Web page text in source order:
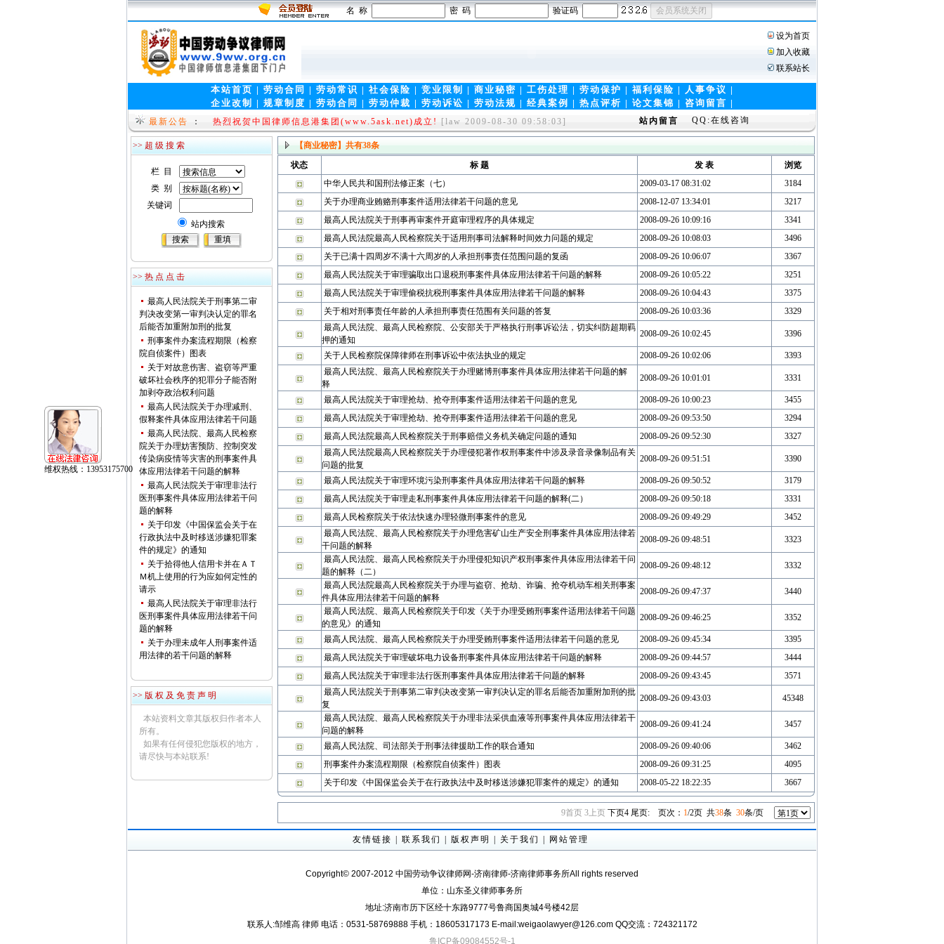
维权热线：13953175700
名 称 密 码 验证码
设为首页
加入收藏
联系站长
本站首页 | 劳动合同 | 劳动常识 | 社会保险 | 竞业限制 | 商业秘密 | 工伤处理 | 劳动保护 | 福利保险 | 人事争议 |
企业改制
| 规章制度 | 劳动合同 | 劳动仲裁 | 劳动诉讼 | 劳动法规 | 经典案例 | 热点评析 | 论文集锦 | 咨询留言 |
最新公告 ：
法律视窗(www.9wen.net)全新上线!! [law 2009-08-30 09:59:30]
热烈祝贺中国律师信息港集团(www.5ask.net)成立!
[law 2009-08-30 09:58:03] 站内留言 QQ:在线咨询
>> 超 级 搜 索
栏 目
类 别
关键词
站内搜索
>> 热 点 点 击
最高人民法院关于刑事第二审
判决改变第一审判决认定的罪名
后能否加重附加刑的批复
刑事案件办案流程期限（检察
院自侦案件）图表
关于对故意伤害、盗窃等严重
破坏社会秩序的犯罪分子能否附
加剥夺政治权利问题
最高人民法院关于办理减刑、
假释案件具体应用法律若干问题
最高人民法院、最高人民检察
院关于办理妨害预防、控制突发
传染病疫情等灾害的刑事案件具
体应用法律若干问题的解释
最高人民法院关于审理非法行
医刑事案件具体应用法律若干问
题的解释
关于印发《中国保监会关于在
行政执法中及时移送涉嫌犯罪案
件的规定》的通知
关于拾得他人信用卡并在ＡＴ
Ｍ机上使用的行为应如何定性的
请示
最高人民法院关于审理非法行
医刑事案件具体应用法律若干问
题的解释
关于办理未成年人刑事案件适
用法律的若干问题的解释
>> 版 权 及 免 责 声 明
本站资料文章其版权归作者本人
所有。
如果有任何侵犯您版权的地方，
请尽快与本站联系!
【商业秘密】 共有38条
状态
标 题 发 表
浏览
中华人民共和国刑法修正案（七）
2009-03-17 08:31:02
3184
关于办理商业贿赂刑事案件适用法律若干问题的意见
2008-12-07 13:34:01
3217
最高人民法院关于刑事再审案件开庭审理程序的具体规定
2008-09-26 10:09:16
3341
最高人民法院最高人民检察院关于适用刑事司法解释时间效力问题的规定
2008-09-26 10:08:03
3496
关于已满十四周岁不满十六周岁的人承担刑事责任范围问题的复函
2008-09-26 10:06:07
3367
最高人民法院关于审理骗取出口退税刑事案件具体应用法律若干问题的解释
2008-09-26 10:05:22
3251
最高人民法院关于审理偷税抗税刑事案件具体应用法律若干问题的解释
2008-09-26 10:04:43
3375
关于相对刑事责任年龄的人承担刑事责任范围有关问题的答复
2008-09-26 10:03:36
3329
最高人民法院、最高人民检察院、公安部关于严格执行刑事诉讼法，切实纠防超期羁
押的通知
2008-09-26 10:02:45 3396
关于人民检察院保障律师在刑事诉讼中依法执业的规定 2008-09-26 10:02:06
3393
最高人民法院、最高人民检察院关于办理赌博刑事案件具体应用法律若干问题的解
释
2008-09-26 10:01:01 3331
最高人民法院关于审理抢劫、抢夺刑事案件适用法律若干问题的意见 2008-09-26 10:00:23
3455
最高人民法院关于审理抢劫、抢夺刑事案件适用法律若干问题的意见
2008-09-26 09:53:50
3294
最高人民法院最高人民检察院关于刑事赔偿义务机关确定问题的通知
2008-09-26 09:52:30
3327
最高人民法院最高人民检察院关于办理侵犯著作权刑事案件中涉及录音录像制品有关
问题的批复
2008-09-26 09:51:51 3390
最高人民法院关于审理环境污染刑事案件具体应用法律若干问题的解释 2008-09-26 09:50:52
3179
最高人民法院关于审理走私刑事案件具体应用法律若干问题的解释(二）
2008-09-26 09:50:18
3331
最高人民检察院关于依法快速办理轻微刑事案件的意见
2008-09-26 09:49:29
3452
最高人民法院、最高人民检察院关于办理危害矿山生产安全刑事案件具体应用法律若
干问题的解释
2008-09-26 09:48:51
3323
最高人民法院、最高人民检察院关于办理侵犯知识产权刑事案件具体应用法律若干问
题的解释（二）
2008-09-26 09:48:12
3332
最高人民法院最高人民检察院关于办理与盗窃、抢劫、诈骗、抢夺机动车相关刑事案
件具体应用法律若干问题的解释
2008-09-26 09:47:37
3440
最高人民法院、最高人民检察院关于印发《关于办理受贿刑事案件适用法律若干问题
的意见》的通知
2008-09-26 09:46:25 3352
最高人民法院、最高人民检察院关于办理受贿刑事案件适用法律若干问题的意见 2008-09-26 09:45:34
3395
最高人民法院关于审理破坏电力设备刑事案件具体应用法律若干问题的解释
2008-09-26 09:44:57
3444
最高人民法院关于审理非法行医刑事案件具体应用法律若干问题的解释
2008-09-26 09:43:45
3571
最高人民法院关于刑事第二审判决改变第一审判决认定的罪名后能否加重附加刑的批
复
2008-09-26 09:43:03
45348
最高人民法院、最高人民检察院关于办理非法采供血液等刑事案件具体应用法律若干
问题的解释
2008-09-26 09:41:24 3457
最高人民法院、司法部关于刑事法律援助工作的联合通知 2008-09-26 09:40:06
3462
刑事案件办案流程期限（检察院自侦案件）图表
2008-09-26 09:31:25
4095
关于印发《中国保监会关于在行政执法中及时移送涉嫌犯罪案件的规定》的通知
2008-05-22 18:22:35 3667
9首页 3上页 下页4 尾页:页次： 1/2页 共38条 30条/页
友情链接 联系我们 版权声明 关于我们 网站管理
Copyright© 2007-2012 中国劳动争议律师网-济南律师-济南律师事务所All rights reserved
单位：山东圣义律师事务所
地址:济南市历下区经十东路9777号鲁商国奥城4号楼42层
联系人:邹维高 律师 电话：0531-58769888 手机：18605317173 E-mail:weigaolawyer@126.com QQ交流：724321172
鲁ICP备09084552号-1